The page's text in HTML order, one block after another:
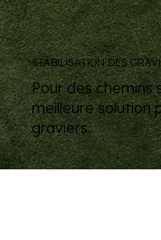
STABILISATION DES
Pour des chemins
meilleure solution
graviers.